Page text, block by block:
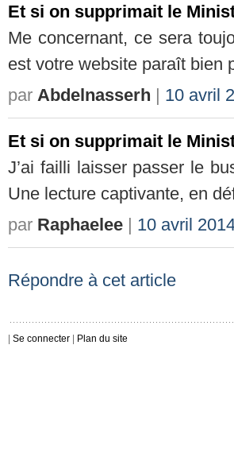
Et si on supprimait le
Me concernant, ce sera
est votre website paraît bien
par Abdelnasserh | 10 avril
Et si on supprimait le
J’ai failli laisser passer le
Une lecture captivante, en
par Raphaelee | 10 avril
Répondre à cet article
| Se connecter | Plan du site